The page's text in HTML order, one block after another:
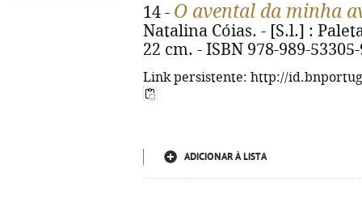
14 - O avental da minha
Natalina Cóias. - [S.l.] :
22 cm. - ISBN 978-989-
Link persistente: http://
ADICIONAR À LISTA